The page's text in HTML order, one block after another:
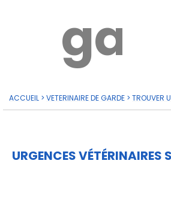
ACCUEIL > VETERINAIRE DE GARDE > TROUVER
URGENCES VÉTÉRINAIRES